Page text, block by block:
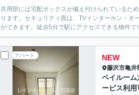
共用部には宅配ボックスが備え付けられているた
ります。セキュリティ面は、TVインターホン・
ができます。徒歩5分で駅にアクセスできる物件
アパート NEW
藤沢市亀井
ベイルー
ービス利